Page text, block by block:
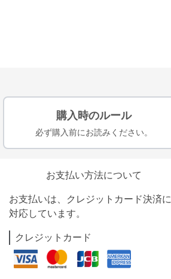
購入時のルール
必ず購入前にお読みください。
お支払い方法について
お支払いは、クレジットカード決済に
対応しています。
クレジットカード